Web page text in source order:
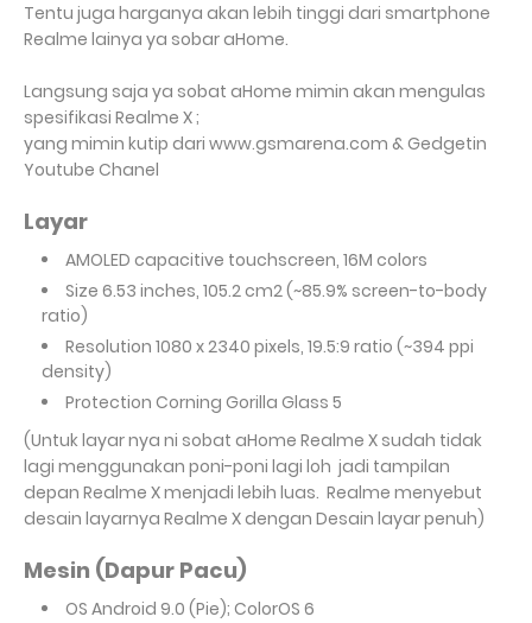
Tentu juga harganya akan lebih tinggi dari smartphone
Realme lainya ya sobar aHome.
Langsung saja ya sobat aHome mimin akan mengulas
spesifikasi Realme X ;
yang mimin kutip dari www.gsmarena.com & Gedgetin
Youtube Chanel
Layar
AMOLED capacitive touchscreen, 16M colors
Size 6.53 inches, 105.2 cm2 (~85.9% screen-to-body
ratio)
Resolution 1080 x 2340 pixels, 19.5:9 ratio (~394 ppi
density)
Protection Corning Gorilla Glass 5
(Untuk layar nya ni sobat aHome Realme X sudah tidak
lagi menggunakan poni-poni lagi loh jadi tampilan
depan Realme X menjadi lebih luas. Realme menyebut
desain layarnya Realme X dengan Desain layar penuh)
Mesin (Dapur Pacu)
OS Android 9.0 (Pie); ColorOS 6